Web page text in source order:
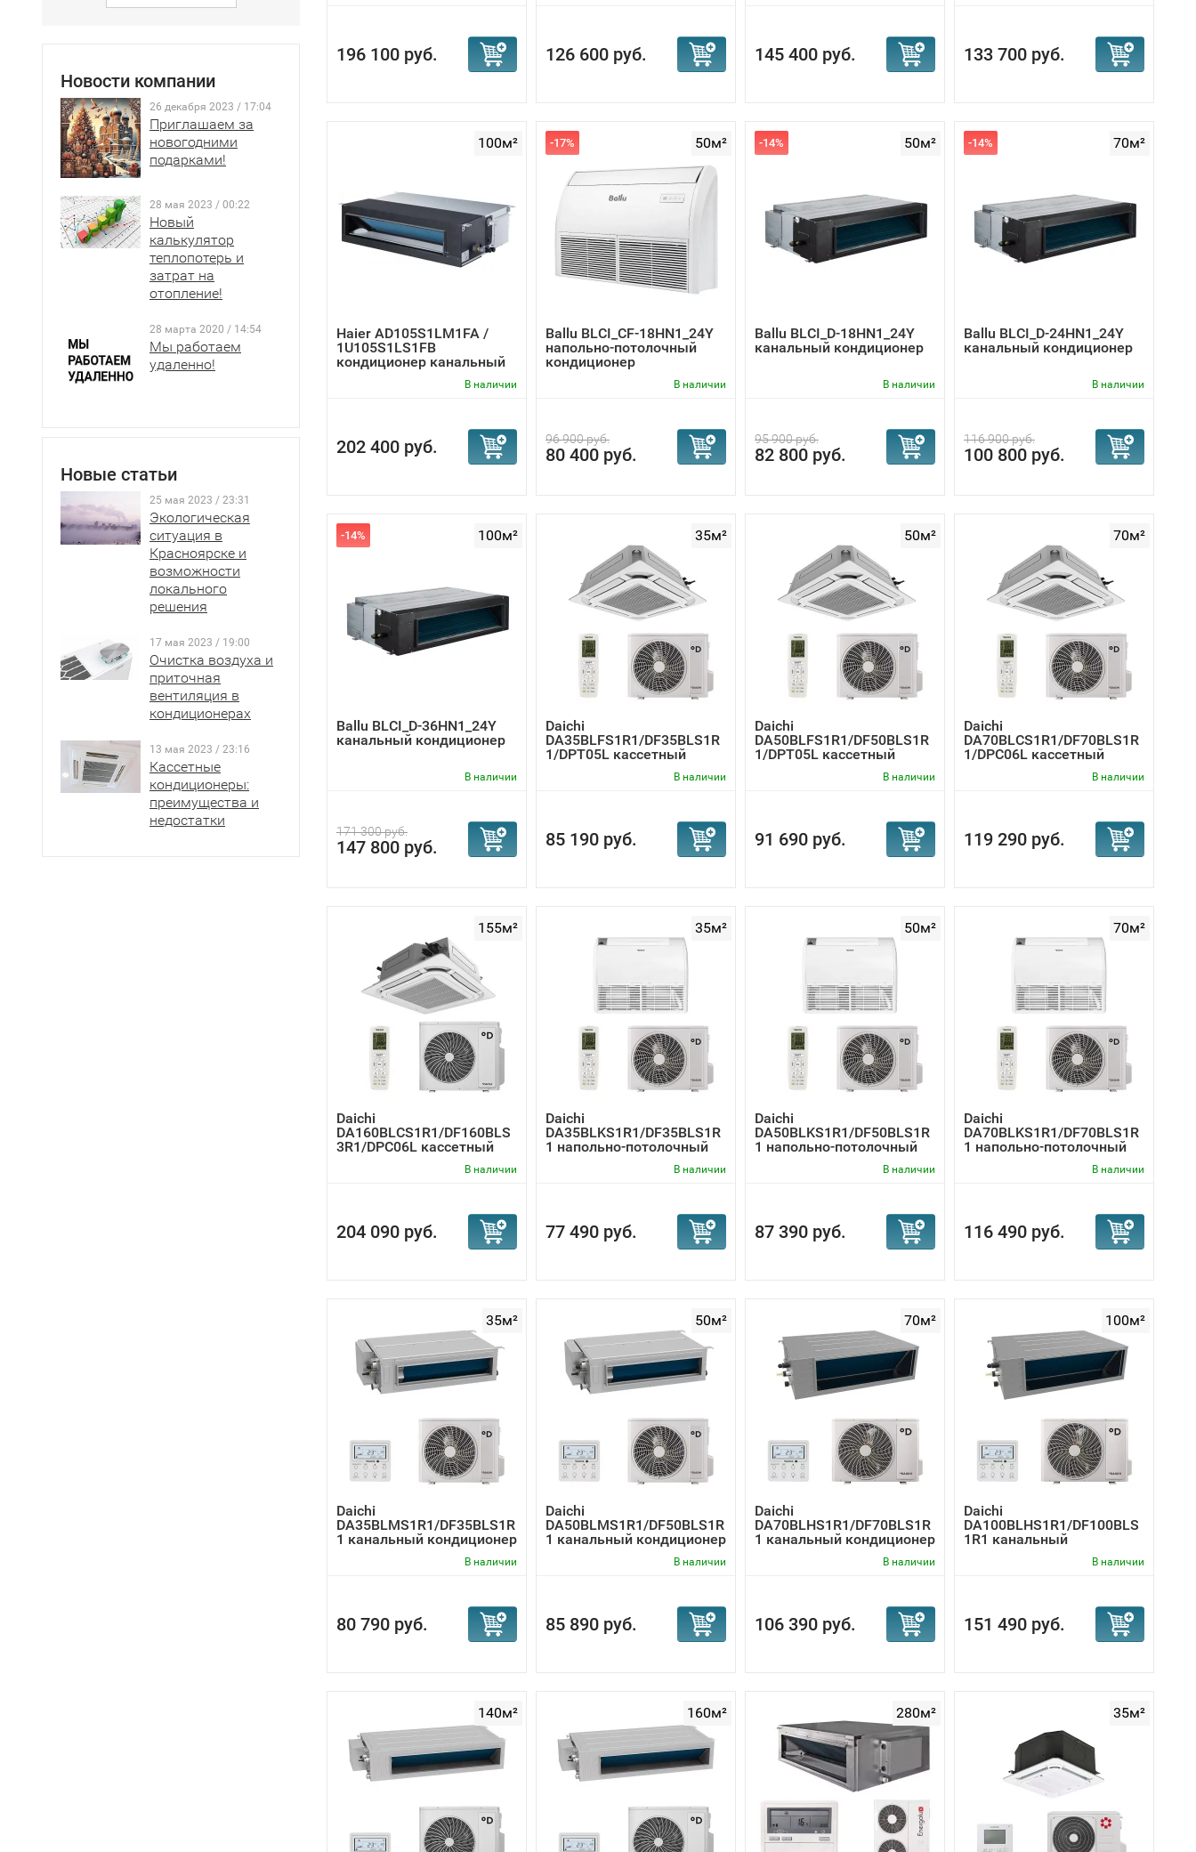
Новости компании
26 декабря 2023 / 17:04
Приглашаем за
новогодними
подарками!
28 мая 2023 / 00:22
Новый
калькулятор
теплопотерь и
затрат на
отопление!
28 марта 2020 / 14:54
Мы работаем
удаленно!
Новые статьи
25 мая 2023 / 23:31
Экологическая
ситуация в
Красноярске и
возможности
локального
решения
17 мая 2023 / 19:00
Очистка воздуха и
приточная
вентиляция в
кондиционерах
13 мая 2023 / 23:16
Кассетные
кондиционеры:
преимущества и
недостатки
196 100 руб. 126 600 руб. 145 400 руб. 133 700 руб.
100м²
Haier AD105S1LM1FA /
1U105S1LS1FB
кондиционер канальный
В наличии
202 400 руб.
50м²
-17%
Ballu BLCI_CF-18HN1_24Y
напольно-потолочный
кондиционер
В наличии
96 900 руб.
80 400 руб.
50м²
-14%
Ballu BLCI_D-18HN1_24Y
канальный кондиционер
В наличии
95 900 руб.
82 800 руб.
70м²
-14%
Ballu BLCI_D-24HN1_24Y
канальный кондиционер
В наличии
116 900 руб.
100 800 руб.
100м²
-14%
Ballu BLCI_D-36HN1_24Y
канальный кондиционер
В наличии
171 300 руб.
147 800 руб.
35м²
Daichi
DA35BLFS1R1/DF35BLS1R
1/DPT05L кассетный
В наличии
85 190 руб.
50м²
Daichi
DA50BLFS1R1/DF50BLS1R
1/DPT05L кассетный
В наличии
91 690 руб.
70м²
Daichi
DA70BLCS1R1/DF70BLS1R
1/DPC06L кассетный
В наличии
119 290 руб.
155м²
Daichi
DA160BLCS1R1/DF160BLS
3R1/DPC06L кассетный
В наличии
204 090 руб.
35м²
Daichi
DA35BLKS1R1/DF35BLS1R
1 напольно-потолочный
В наличии
77 490 руб.
50м²
Daichi
DA50BLKS1R1/DF50BLS1R
1 напольно-потолочный
В наличии
87 390 руб.
70м²
Daichi
DA70BLKS1R1/DF70BLS1R
1 напольно-потолочный
В наличии
116 490 руб.
35м²
Daichi
DA35BLMS1R1/DF35BLS1R
1 канальный кондиционер
В наличии
80 790 руб.
50м²
Daichi
DA50BLMS1R1/DF50BLS1R
1 канальный кондиционер
В наличии
85 890 руб.
70м²
Daichi
DA70BLHS1R1/DF70BLS1R
1 канальный кондиционер
В наличии
106 390 руб.
100м²
Daichi
DA100BLHS1R1/DF100BLS
1R1 канальный
В наличии
151 490 руб.
140м² 160м² 280м² 35м²